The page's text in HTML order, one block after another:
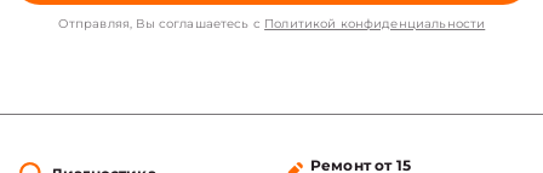
Отправляя, Вы соглашаетесь с Политикой конфиденциальности
Ремонт от 15